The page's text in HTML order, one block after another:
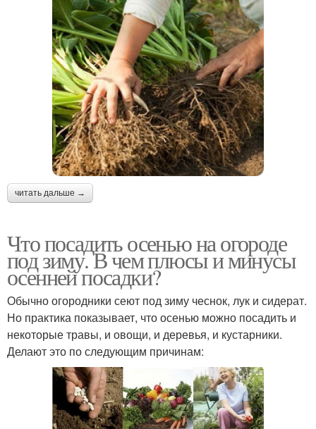
читать дальше →
Что посадить осенью на огороде
под зиму. В чем плюсы и минусы
осенней посадки?
Обычно огородники сеют под зиму чеснок, лук и сидерат.
Но практика показывает, что осенью можно посадить и
некоторые травы, и овощи, и деревья, и кустарники.
Делают это по следующим причинам: